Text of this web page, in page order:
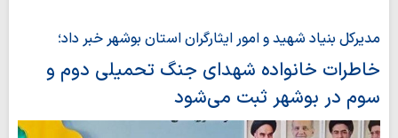
مدیرکل بنیاد شهید و امور ایثارگران استان بوشهر خبر داد؛
خاطرات خانواده شهدای جنگ تحمیلی دوم و
سوم در بوشهر ثبت می‌شود